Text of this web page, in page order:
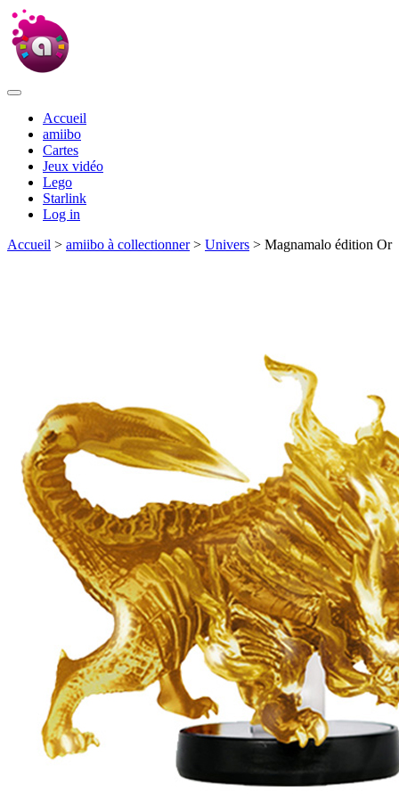
Accueil
amiibo
Cartes
Jeux vidéo
Lego
Starlink
Log in
Accueil > amiibo à collectionner> Univers > Magnamalo édition Or